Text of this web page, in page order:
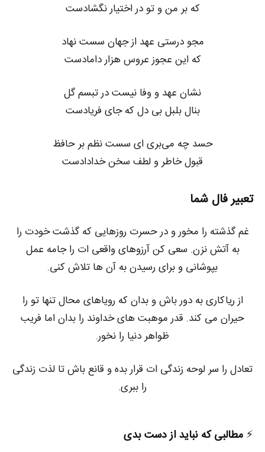
که بر من و تو در اختیار نگشادست
مجو درستی عهد از جهان سست نهاد
که این عجوز عروس هزار دامادست
نشان عهد و وفا نیست در تبسم گل
بنال بلبل بی دل که جای فریادست
حسد چه می‌بری ای سست نظم بر حافظ
قبول خاطر و لطف سخن خدادادست
تعبیر فال شما
غم گذشته را مخور و در حسرت روزهایی که گذشت خودت را
به آتش نزن. سعی کن آرزوهای واقعی ات را جامه عمل
بپوشانی و برای رسیدن به آن ها تلاش کنی.
از ریاکاری به دور باش و بدان که رویاهای محال تنها تو را
حیران می کند. قدر موهبت های خداوند را بدان اما فریب
ظواهر دنیا را نخور.
تعادل را سر لوحه زندگی ات قرار بده و قانع باش تا لذت زندگی
را ببری.
⚡️ مطالبی که نباید از دست بدی